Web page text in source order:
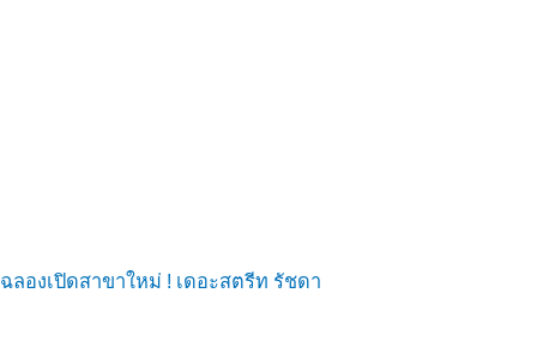
ฉลองเปิดสาขาใหม่ ! เดอะสตรีท รัชดา